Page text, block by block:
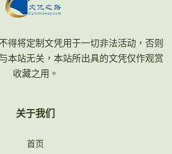
得将定制文凭用于一切非法活动，否则
本站无关，本站所出具的文凭仅作观赏
收藏之用。
关于我们
首页